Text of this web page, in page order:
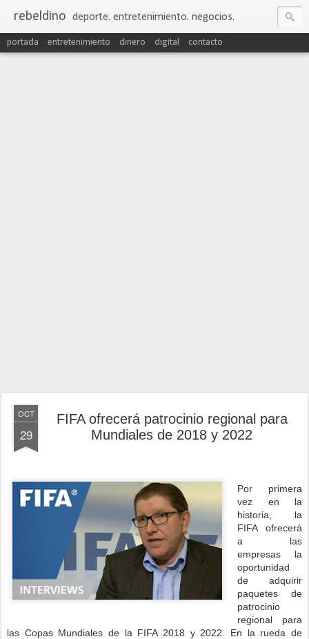
rebeldino deporte. entretenimiento. negocios.
portada entretenimiento dinero digital contacto
OCT
29
FIFA ofrecerá patrocinio regional para
Mundiales de 2018 y 2022
Por primera
vez en la
historia, la
FIFA ofrecerá
a las
empresas la
oportunidad
de adquirir
paquetes de
patrocinio
regional para
las Copas Mundiales de la FIFA 2018 y 2022. En la rueda de